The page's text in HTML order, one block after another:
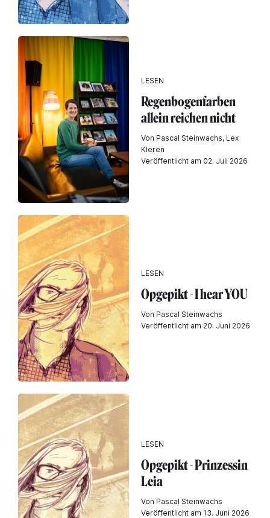
LESEN
Regenbogenfarben
allein reichen nicht
Von Pascal Steinwachs, Lex
Kleren
Veröffentlicht am 02. Juli 2026
LESEN
Opgepikt - I hear YOU
Von Pascal Steinwachs
Veröffentlicht am 20. Juni 2026
LESEN
Opgepikt - Prinzessin
Leia
Von Pascal Steinwachs
Veröffentlicht am 13. Juni 2026